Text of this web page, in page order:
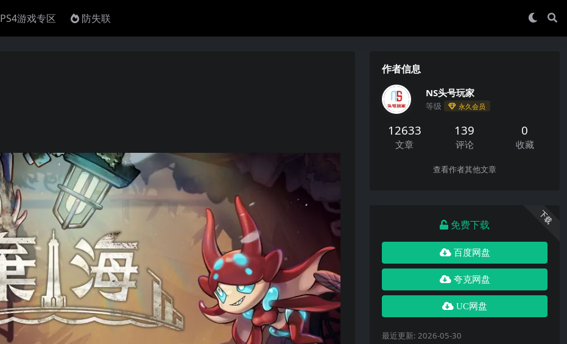
PS4游戏专区 防失联
作者信息
NS头号玩家
等级 永久会员
12633
文章
139
评论
0
收藏
查看作者其他文章
下载
免费下载
百度网盘
夸克网盘
UC网盘
最近更新: 2026-05-30